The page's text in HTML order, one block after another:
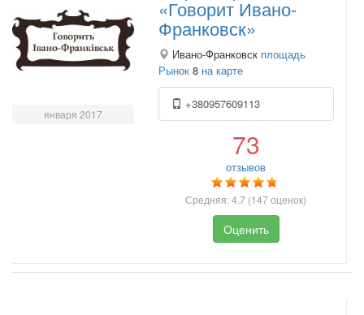
января 2017
«Говорит Ивано-
Франковск»
Ивано-Франковск площадь
Рынок 8 на карте
+380957609113
73
отзывов
Средняя:4.7 (147оценок)
Оценить